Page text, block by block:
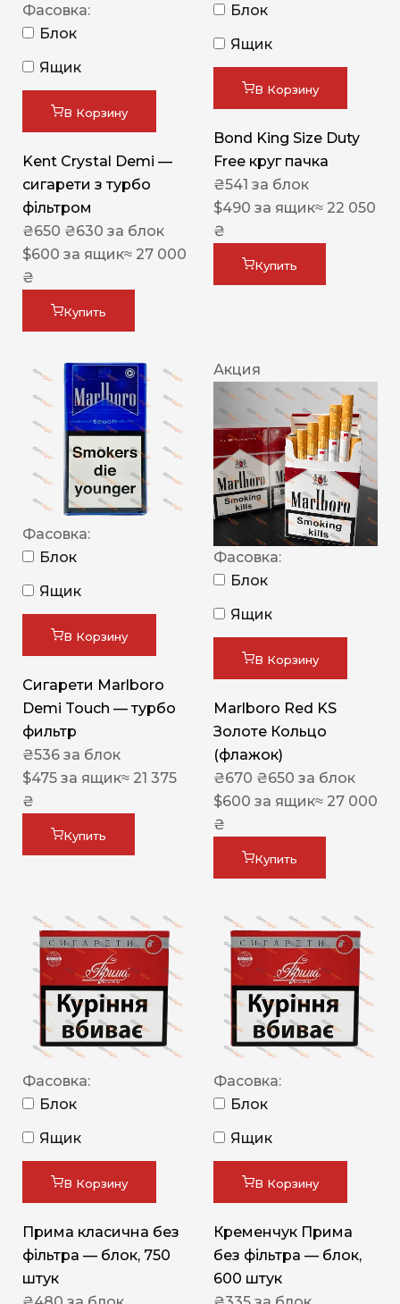
Фасовка:
Блок
Ящик
В Корзину
Kent Crystal Demi —
сигарети з турбо
фільтром
₴650 ₴630 за блок
$600 за ящик≈ 27 000
₴
Купить
Блок
Ящик
В Корзину
Bond King Size Duty
Free круг пачка
₴541 за блок
$490 за ящик≈ 22 050
₴
Купить
Фасовка:
Блок
Ящик
В Корзину
Сигарети Marlboro
Demi Touch — турбо
фильтр
₴536 за блок
$475 за ящик≈ 21 375
₴
Купить
Акция
Фасовка:
Блок
Ящик
В Корзину
Marlboro Red KS
Золоте Кольцо
(флажок)
₴670 ₴650 за блок
$600 за ящик≈ 27 000
₴
Купить
Фасовка:
Блок
Ящик
В Корзину
Прима класична без
фільтра — блок, 750
штук
Фасовка:
Блок
Ящик
В Корзину
Кременчук Прима
без фільтра — блок,
600 штук